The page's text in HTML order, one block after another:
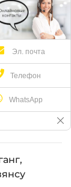
Эл. почта
Телефон
WhatsApp